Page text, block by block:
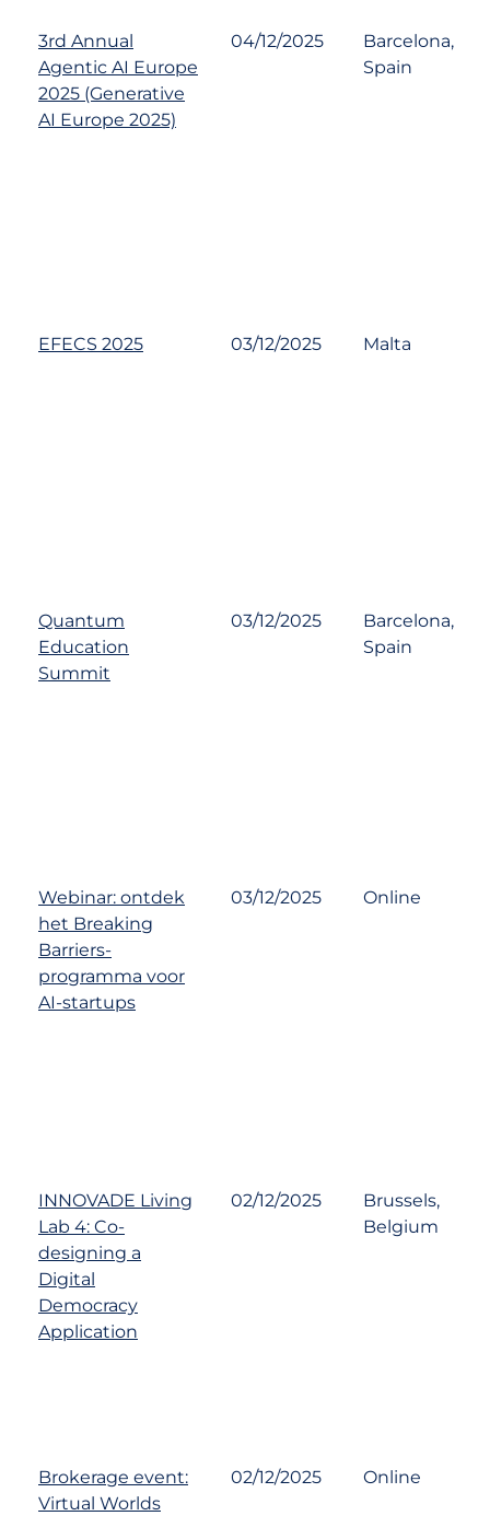
3rd Annual
Agentic AI Europe
2025 (Generative
AI Europe 2025)
04/12/2025
Barcelona,
Spain
EFECS 2025 03/12/2025 Malta
Quantum
Education
Summit
03/12/2025
Barcelona,
Spain
Webinar: ontdek
het Breaking
Barriers-
programma voor
AI-startups
03/12/2025 Online
INNOVADE Living
Lab 4: Co-
designing a
Digital
Democracy
Application
02/12/2025
Brussels,
Belgium
Brokerage event:
Virtual Worlds
02/12/2025 Online